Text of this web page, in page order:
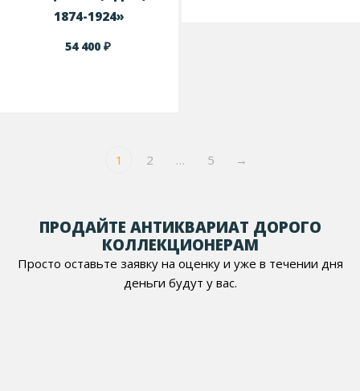
1874-1924»
54 400 ₽
1 2 … 5 →
ПРОДАЙТЕ АНТИКВАРИАТ ДОРОГО
КОЛЛЕКЦИОНЕРАМ
Просто оставьте заявку на оценку и уже в течении дня
деньги будут у вас.